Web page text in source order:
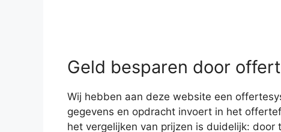
Geld besparen door
Wij hebben aan deze website een
gegevens en opdracht invoert in het
het vergelijken van prijzen is duidelijk: